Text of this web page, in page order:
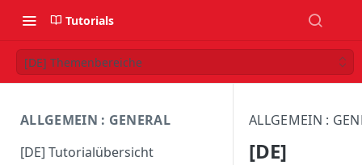
Tutorials
[DE] Themenbereiche
ALLGEMEIN : GENERAL
[DE] Tutorialübersicht
ALLGEMEIN :
[DE]